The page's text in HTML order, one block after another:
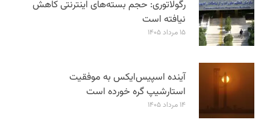
رگولاتوری: حجم بسته‌های اینترنتی کاهش
نیافته است
۱۵ مرداد ۱۴۰۵
آینده اسپیس‌ایکس به موفقیت
استارشیپ گره خورده است
۱۴ مرداد ۱۴۰۵